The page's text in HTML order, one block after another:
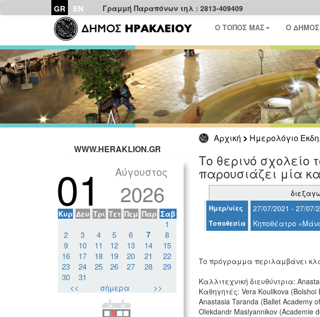
GR EN Γραμμή Παραπόνων τηλ : 2813-409409
Ο ΤΟΠΟΣ ΜΑΣ Ο ΔΗΜΟΣ
Αρχική Ημερολόγιο
WWW.HERAKLION.GR
01 Αύγουστος
2026
Κυρ Δευ Τρι Τετ Πεμ Παρ Σαβ
1
2
3 4 5 6 7
8
9
10 11 12 13 14
15
16
17 18 19 20 21
22
23
24 25 26 27 28
29
30
31
<<
σήμερα >>
Το θερινό σχολείο
παρουσιάζει μία
Ημερ/νίες 27/07/2021 - 27/07/
Τοποθεσία Κηποθέατρο
Το πρόγραμμα περιλαμβάνει
Καλλιτεχνική διευθύντρια:
Καθηγητές: Vera Koulikova
Anastasia Taranda (Ballet Academy
Olekdandr Maslyannikov (Academie